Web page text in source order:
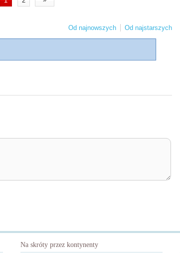
Od najnowszych Od najstarszych
Na skróty przez kontynenty